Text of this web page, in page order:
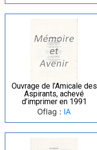
Ouvrage de l’Amicale des
Aspirants, achevé
d’imprimer en 1991
Oflag : IA